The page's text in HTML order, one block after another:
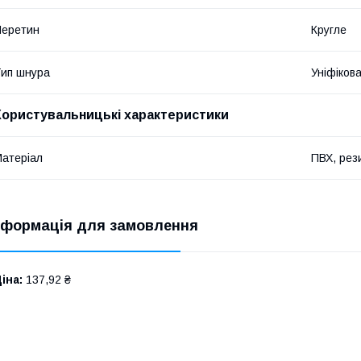
Кругле
шнура
характеристики
ПВХ,
для замовлення
137,92 ₴